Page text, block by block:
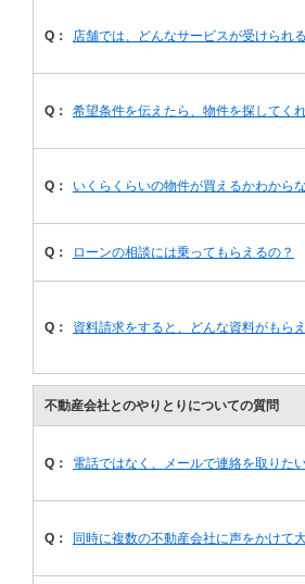
Q： 店舗では、どんなサービスが受けられ
Q： 希望条件を伝えたら、物件を探してく
Q： いくらくらいの物件が買えるかわから
Q： ローンの相談には乗ってもらえるの？
Q： 資料請求をすると、どんな資料がもら
不動産会社とのやりとりについての質問
Q： 電話ではなく、メールで連絡を取りた
Q： 同時に複数の不動産会社に声をかけて